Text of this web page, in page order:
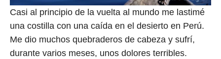
Casi al principio de la vuelta al mundo me lastimé
una costilla con una caída en el desierto en Perú.
Me dio muchos quebraderos de cabeza y sufrí,
durante varios meses, unos dolores terribles.